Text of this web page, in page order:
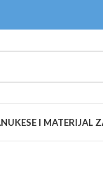
KESE I MATERIJAL